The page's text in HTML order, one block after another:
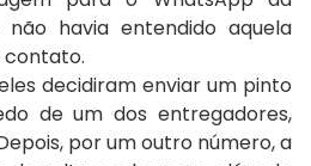
não havia entendido aquela
contato.
decidiram enviar um pinto
de um dos entregadores,
por um outro número, a